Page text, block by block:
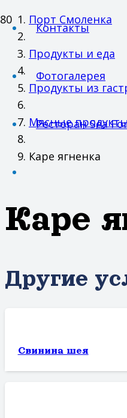
Контакты
Фотогалерея
Ресторан Sea
Порт Смоленка
Продукты и еда
Продукты из
Мясные
Каре ягненка
Каре
Другие
Свинина шея